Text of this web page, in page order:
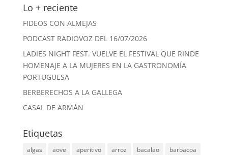
Lo + reciente
FIDEOS CON ALMEJAS
PODCAST RADIOVOZ DEL 16/07/2026
LADIES NIGHT FEST. VUELVE EL FESTIVAL QUE RINDE
HOMENAJE A LA MUJERES EN LA GASTRONOMÍA
PORTUGUESA
BERBERECHOS A LA GALLEGA
CASAL DE ARMÁN
Etiquetas
algas aove aperitivo arroz bacalao
barbacoa